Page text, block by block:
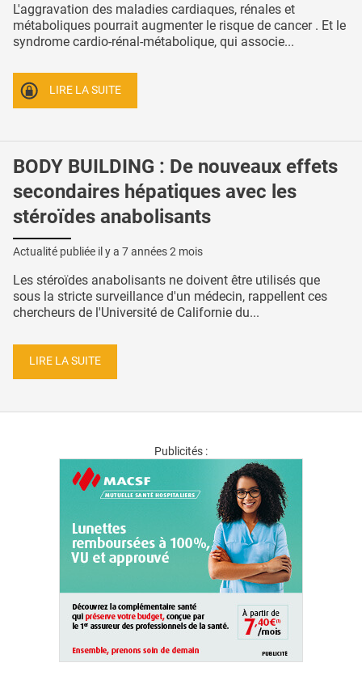
L'aggravation des maladies cardiaques, rénales et
métaboliques pourrait augmenter le risque de cancer . Et le
syndrome cardio-rénal-métabolique, qui associe...
LIRE LA SUITE
BODY BUILDING : De nouveaux effets
secondaires hépatiques avec les
stéroïdes anabolisants
Actualité publiée il y a 7 années 2 mois
Les stéroïdes anabolisants ne doivent être utilisés que
sous la stricte surveillance d'un médecin, rappellent ces
chercheurs de l'Université de Californie du...
LIRE LA SUITE
Publicités :